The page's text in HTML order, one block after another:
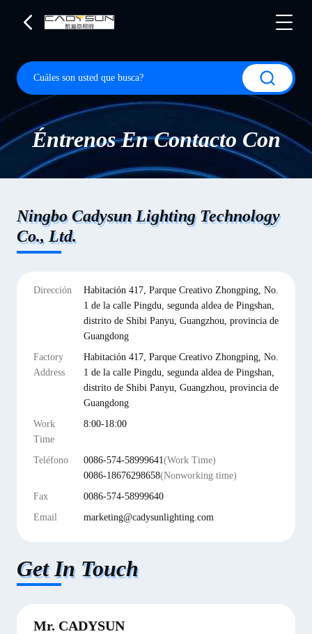
Éntrenos En Contacto Con
Ningbo Cadysun Lighting Technology
Co., Ltd.
Dirección
Habitación 417, Parque Creativo Zhongping, No.
1 de la calle Pingdu, segunda aldea de Pingshan,
distrito de Shibi Panyu, Guangzhou, provincia de
Guangdong
Factory
Address
Habitación 417, Parque Creativo Zhongping, No.
1 de la calle Pingdu, segunda aldea de Pingshan,
distrito de Shibi Panyu, Guangzhou, provincia de
Guangdong
Work
Time
8:00-18:00
Teléfono 0086-574-58999641(Work Time)
0086-18676298658(Nonworking time)
Fax
0086-574-58999640
Email
marketing@cadysunlighting.com
Get In Touch
Mr. CADYSUN